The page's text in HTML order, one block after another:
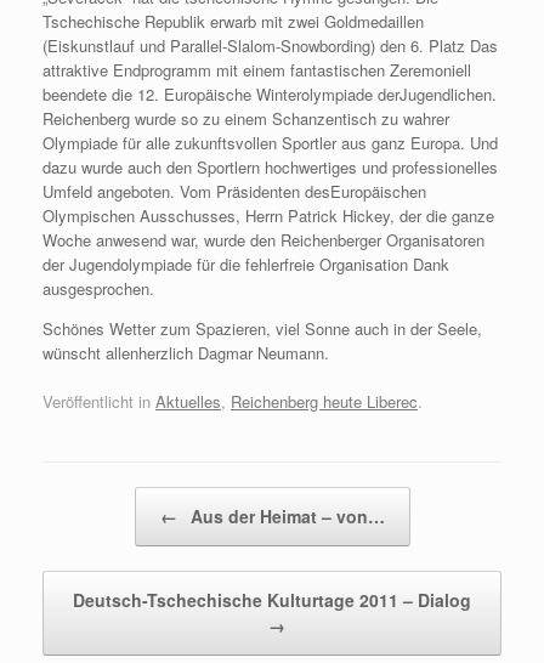
Tschechische Republik erwarb mit zwei Goldmedaillen
(Eiskunstlauf und Parallel-Slalom-Snowbording) den 6. Platz Das
attraktive Endprogramm mit einem fantastischen Zeremoniell
beendete die 12. Europäische Winterolympiade derJugendlichen.
Reichenberg wurde so zu einem Schanzentisch zu wahrer
Olympiade für alle zukunftsvollen Sportler aus ganz Europa. Und
dazu wurde auch den Sportlern hochwertiges und professionelles
Umfeld angeboten. Vom Präsidenten desEuropäischen
Olympischen Ausschusses, Herrn Patrick Hickey, der die ganze
Woche anwesend war, wurde den Reichenberger Organisatoren
der Jugendolympiade für die fehlerfreie Organisation Dank
ausgesprochen.
Schönes Wetter zum Spazieren, viel Sonne auch in der Seele,
wünscht allenherzlich Dagmar Neumann.
Veröffentlicht in Aktuelles, Reichenberg heute Liberec.
← Aus der Heimat – von…
Deutsch-Tschechische Kulturtage 2011 – Dialog
→